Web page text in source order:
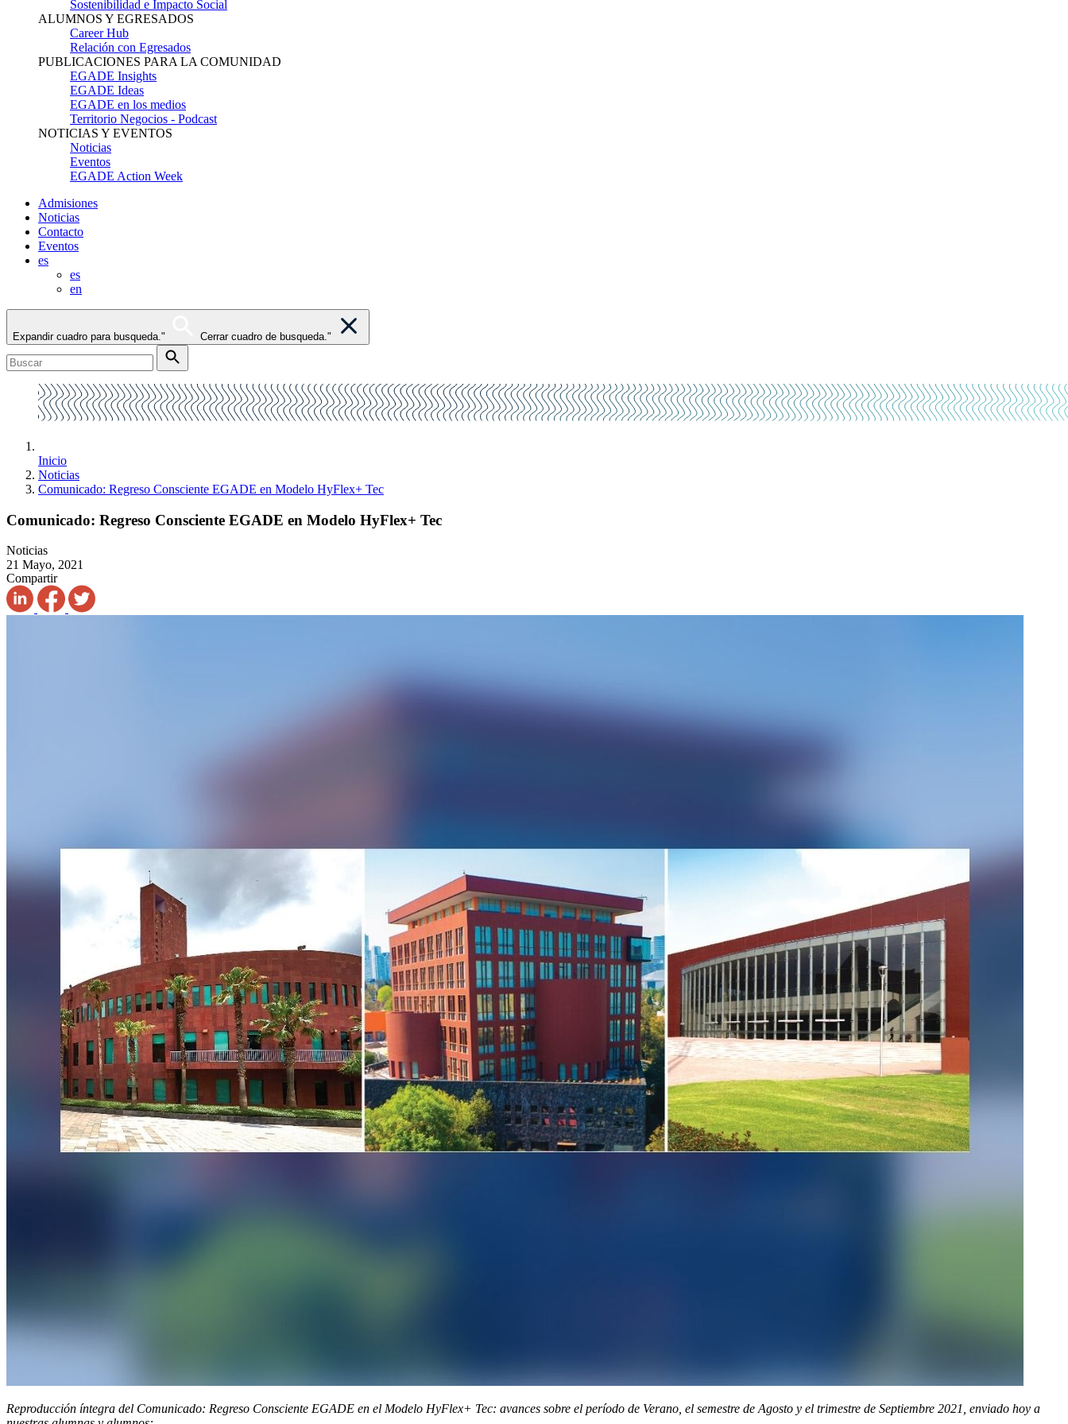
Sostenibilidad e Impacto Social
ALUMNOS Y EGRESADOS
Career Hub
Relación con Egresados
PUBLICACIONES PARA LA COMUNIDAD
EGADE Insights
EGADE Ideas
EGADE en los medios
Territorio Negocios - Podcast
NOTICIAS Y EVENTOS
Noticias
Eventos
EGADE Action Week
Admisiones
Noticias
Contacto
Eventos
es
es
en
Expandir cuadro para busqueda." Cerrar cuadro de busqueda."
Inicio
Noticias
Comunicado: Regreso Consciente EGADE en Modelo HyFlex+ Tec
Comunicado: Regreso Consciente EGADE en Modelo HyFlex+ Tec
Noticias
21 Mayo, 2021
Compartir
Reproducción íntegra del Comunicado: Regreso Consciente EGADE en el Modelo HyFlex+ Tec: avances sobre el período de Verano, el semestre de Agosto y el trimestre de Septiembre 2021, enviado hoy a